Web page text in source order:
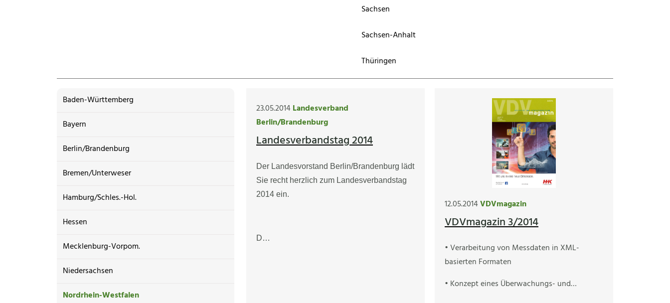
Sachsen
Sachsen-Anhalt
Thüringen
Baden-Württemberg
Bayern
Berlin/Brandenburg
Bremen/Unterweser
Hamburg/Schles.-Hol.
Hessen
Mecklenburg-Vorpom.
Niedersachsen
Nordrhein-Westfalen
23.05.2014Landesverband
Berlin/Brandenburg
Landesverbandstag 2014
Der Landesvorstand Berlin/Brandenburg lädt
Sie recht herzlich zum Landesverbandstag
2014 ein.
D…
12.05.2014VDVmagazin
VDVmagazin 3/2014
• Verarbeitung von Messdaten in XML-
basierten Formaten
• Konzept eines Überwachungs- und…